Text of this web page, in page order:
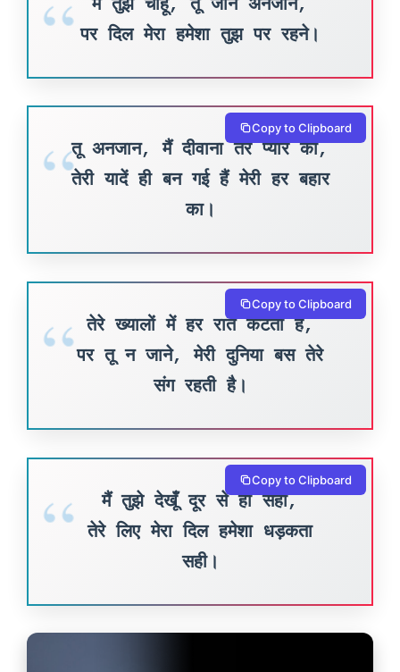
मैं तुझे चाहूँ, तू जाने अनजाने,
पर दिल मेरा हमेशा तुझ पर रहने।
तू अनजान, मैं दीवाना तेरे प्यार का,
तेरी यादें ही बन गई हैं मेरी हर बहार
का।
Copy to Clipboard
तेरे ख्यालों में हर रात कटती है,
पर तू न जाने, मेरी दुनिया बस तेरे
संग रहती है।
Copy to Clipboard
मैं तुझे देखूँ दूर से ही सही,
तेरे लिए मेरा दिल हमेशा धड़कता
सही।
Copy to Clipboard